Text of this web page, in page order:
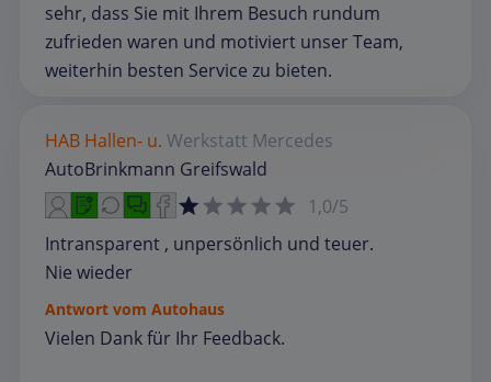
sehr, dass Sie mit Ihrem Besuch rundum
zufrieden waren und motiviert unser Team,
weiterhin besten Service zu bieten.
HAB Hallen- u. Werkstatt Mercedes
AutoBrinkmann Greifswald
1,0/5
Intransparent , unpersönlich und teuer.
Nie wieder
Antwort vom Autohaus
Vielen Dank für Ihr Feedback.